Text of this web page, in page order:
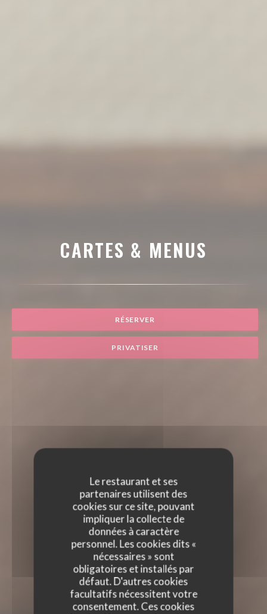
Le restaurant et ses
partenaires utilisent des
cookies sur ce site, pouvant
impliquer la collecte de
données à caractère
personnel. Les cookies dits «
nécessaires » sont
obligatoires et installés par
défaut. D'autres cookies
facultatifs nécessitent votre
consentement. Ces cookies
CARTES & MENUS
RÉSERVER
PRIVATISER